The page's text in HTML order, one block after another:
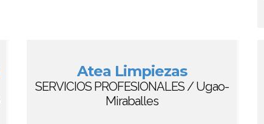
Atea Limpiezas
SERVICIOS PROFESIONALES / Ugao-
Miraballes